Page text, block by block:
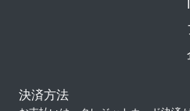
決済方法